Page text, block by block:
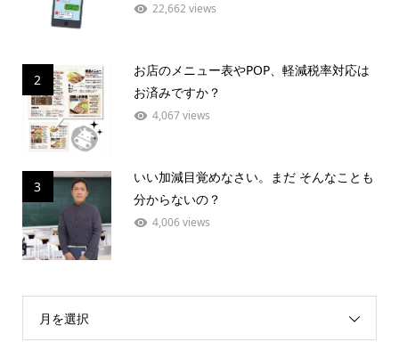
22,662 views
2
お店のメニュー表やPOP、軽減税率対応は
お済みですか？
4,067 views
3
いい加減目覚めなさい。まだ そんなことも
分からないの？
4,006 views
月を選択